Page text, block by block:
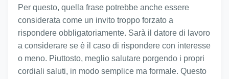
Per questo, quella frase potrebbe anche essere
considerata come un invito troppo forzato a
rispondere obbligatoriamente. Sarà il datore di lavoro
a considerare se è il caso di rispondere con interesse
o meno. Piuttosto, meglio salutare porgendo i propri
cordiali saluti, in modo semplice ma formale. Questo